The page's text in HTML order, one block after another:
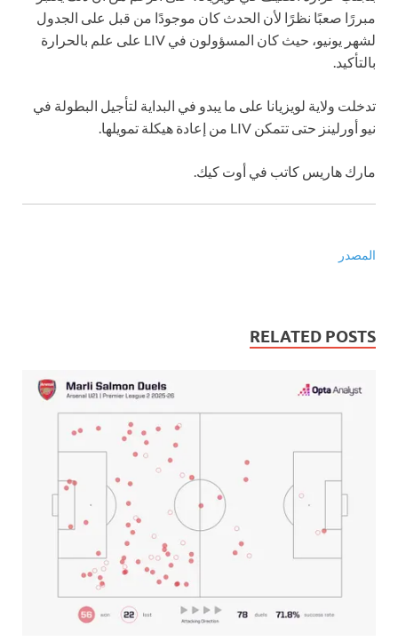
مبررًا صعبًا نظرًا لأن الحدث كان موجودًا من قبل على الجدول
لشهر يونيو، حيث كان المسؤولون في LIV على علم بالحرارة
بالتأكيد.
تدخلت ولاية لويزيانا على ما يبدو في البداية لتأجيل البطولة في
نيو أورلينز حتى تتمكن LIV من إعادة هيكلة تمويلها.
مارك هاريس كاتب في أوت كيك.
المصدر
RELATED POSTS